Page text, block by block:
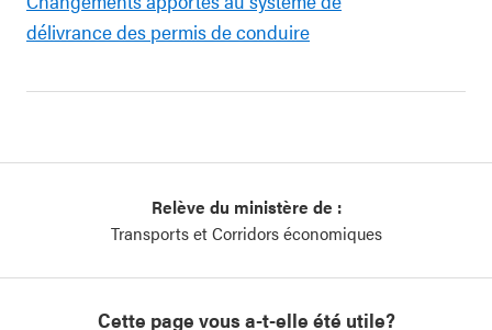
délivrance des permis de conduire
Relève du ministère de :
Transports et Corridors économiques
Cette page vous a-t-elle été utile?